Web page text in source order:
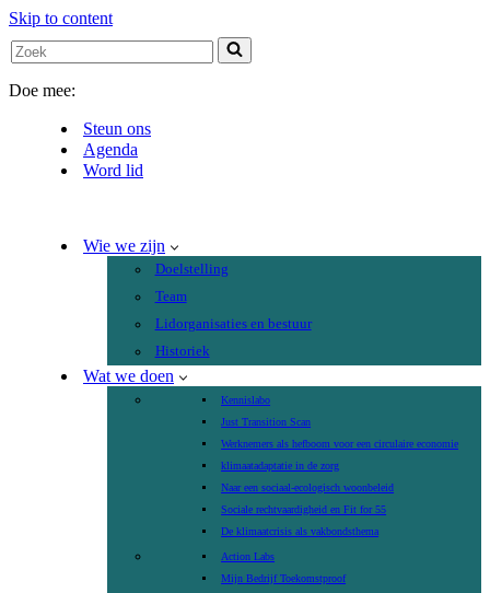
Skip to content
Search
for...
Doe mee:
Steun ons
Agenda
Word lid
Wie we zijn
Doelstelling
Team
Lidorganisaties en bestuur
Historiek
Wat we doen
Kennislabo
Just Transition Scan
Werknemers als hefboom voor een circulaire economie
klimaatadaptatie in de zorg
Naar een sociaal-ecologisch woonbeleid
Sociale rechtvaardigheid en Fit for 55
De klimaatcrisis als vakbondsthema
Action Labs
Mijn Bedrijf Toekomstproof